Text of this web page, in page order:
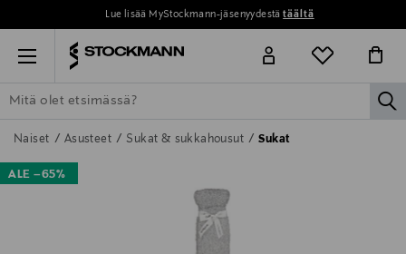
Lue lisää MyStockmann-jäsenyydestätäältä
Menu
ETSI KAIKKI NAISET MIEHET LAPSET KOTI
Naiset Asusteet Sukat & sukkahousut Sukat
ALE –65%